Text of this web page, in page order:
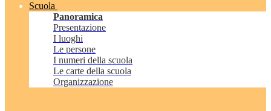
Scuola
Panoramica
Presentazione
I luoghi
Le persone
I numeri della scuola
Le carte della scuola
Organizzazione